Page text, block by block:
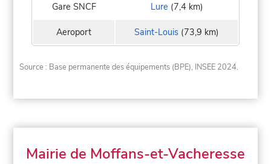
Gare SNCF Lure (7,4 km)
Aeroport Saint-Louis (73,9 km)
Source : Base permanente des équipements (BPE), INSEE 2024.
Mairie de Moffans-et-Vacheresse